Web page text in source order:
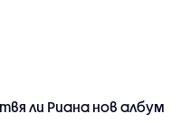
ли Риана нов албум